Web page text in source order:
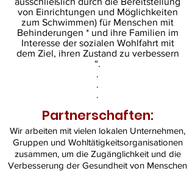
von Einrichtungen und Möglichkeiten
zum Schwimmen) für Menschen mit
Behinderungen * und ihre Familien im
Interesse der sozialen Wohlfahrt mit
dem Ziel, ihren Zustand zu verbessern
“.
.
.
.
Partnerschaften:
Wir arbeiten mit vielen lokalen Unternehmen,
Gruppen und Wohltätigkeitsorganisationen
zusammen, um die Zugänglichkeit und die
Verbesserung der Gesundheit von Menschen